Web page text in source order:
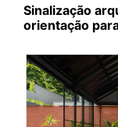
Sinalização
orientação